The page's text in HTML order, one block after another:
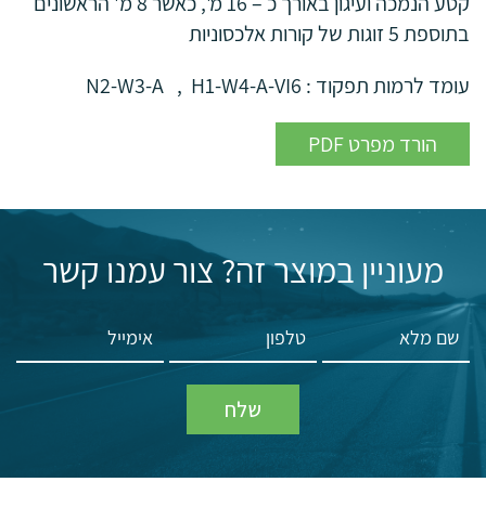
בתוספת 5 זוגות של קורות אלכסוניות
עומד לרמות תפקוד : N2-W3-A , H1-W4-A-VI6
PDF הורד מפרט
מעוניין במוצר זה? צור עמנו קשר